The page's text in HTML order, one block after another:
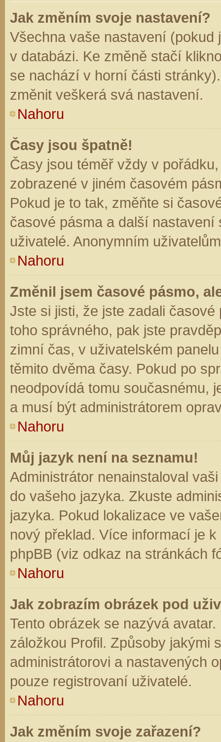
Jak změním svoje nastavení?
Všechna vaše nastavení (pokud
v databázi. Ke změně stačí
se nachází v horní části
změnit veškerá svá nastavení.
Nahoru
Časy jsou špatně!
Časy jsou téměř vždy v
zobrazené v jiném časovém
Pokud je to tak, změňte si
časové pásma a další
uživatelé. Anonymním
Nahoru
Změnil jsem časové pásmo,
Jste si jisti, že jste zadali
toho správného, pak jste
zimní čas, v uživatelském
těmito dvěma časy. Pokud po
neodpovídá tomu současnému,
a musí být administrátorem
Nahoru
Můj jazyk není na seznamu!
Administrátor nenainstaloval
do vašeho jazyka. Zkuste
jazyka. Pokud lokalizace ve
nový překlad. Více informací je
phpBB (viz odkaz na stránkách
Nahoru
Jak zobrazím obrázek pod
Tento obrázek se nazývá
záložkou Profil. Způsoby jakými
administrátorovi a nastavených
pouze registrovaní uživatelé.
Nahoru
Jak změním svoje zařazení?